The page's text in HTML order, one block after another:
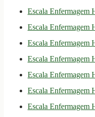
Escala Enfermagem
Escala Enfermagem
Escala Enfermagem
Escala Enfermagem
Escala Enfermagem
Escala Enfermagem
Escala Enfermagem